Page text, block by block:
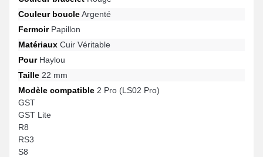
Couleur boucleArgenté
FermoirPapillon
Matériaux Cuir Véritable
PourHaylou
Taille 22 mm
Modèle compatible 2 Pro (LS02 Pro)
GST
GST Lite
R8
RS3
S8